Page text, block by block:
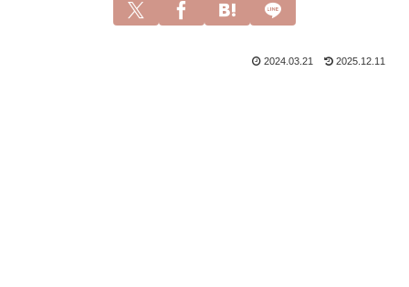
2024.03.21 2025.12.11